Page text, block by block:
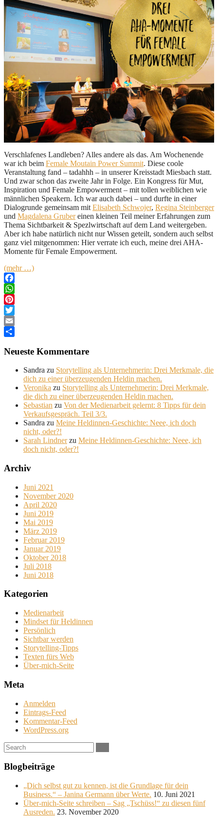
Verschlafenes Landleben? Alles andere als das. Am Wochenende
war ich beim Female Moutain Power Summit. Diese coole
Veranstaltung fand – tadahhh – in unserer Kreisstadt Miesbach statt.
Und zwar schon das zweite Jahr in Folge. Ein Kongress für Mut,
Inspiration und Female Empowerment – mit tollen weiblichen wie
männlichen Speakern. Ich war auch dabei – und durfte in einer
Dialogrunde gemeinsam mit Elisabeth Schwojer, Regina Steinberger
und Magdalena Grubereinen kleinen Teil meiner Erfahrungen zum
Thema Sichtbarkeit & Spezlwirtschaft auf dem Land weitergeben.
Aber ich habe natürlich nicht nur Wissen geteilt, sondern auch selbst
ganz viel mitgenommen: Hier verrate ich euch, meine drei AHA-
Momente für Female Empowerment.
(mehr …)
Facebook
WhatsApp
Pinterest
Twitter
Email
Neueste Kommentare
Sandra zu Storytelling als Unternehmerin: Drei Merkmale, die
dich zu einer überzeugenden Heldin machen.
Veronika zu Storytelling als Unternehmerin: Drei Merkmale,
die dich zu einer überzeugenden Heldin machen.
Sebastian zu Von der Medienarbeit gelernt: 8 Tipps für dein
Verkaufsgespräch. Teil 3/3.
Sandra zu Meine Heldinnen-Geschichte: Neee, ich doch
nicht, oder?!
Sarah Lindnerzu Meine Heldinnen-Geschichte: Neee, ich
doch nicht, oder?!
Archiv
Juni 2021
November 2020
April 2020
Juni 2019
Mai 2019
März 2019
Februar 2019
Januar 2019
Oktober 2018
Juli 2018
Juni 2018
Kategorien
Medienarbeit
Mindset für Heldinnen
Persönlich
Sichtbar werden
Storytelling-Tipps
Texten fürs Web
Über-mich-Seite
Meta
Anmelden
Eintrags-Feed
Kommentar-Feed
WordPress.org
Search:
Blogbeiträge
„Dich selbst gut zu kennen, ist die Grundlage für dein
Business.“ – Janina Germann über Werte. 10. Juni 2021
Über-mich-Seite schreiben – Sag „Tschüss!“ zu diesen fünf
Ausreden. 23. November 2020